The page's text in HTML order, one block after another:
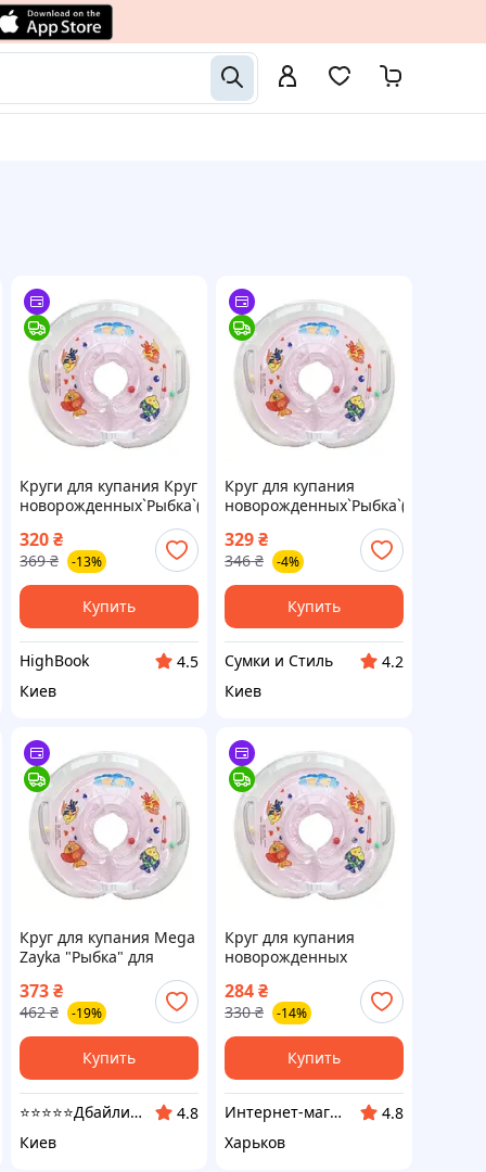
Круги для купания Круг
новорожденных`Рыбка`(розовый)
320₴
369 ₴ -13%
Купить
HighBook
4.5
Киев
Круг для купания
новорожденных`Рыбка`(розовый)
329₴
346 ₴ -4%
Купить
Сумки и Стиль
4.2
Киев
Круг для купания Mega
Zayka "Рыбка" для
розовый (948448)
373₴
462 ₴ -19%
Купить
⭐⭐⭐⭐⭐Дбайливо
4.8
Киев
Круг для купания
новорожденных
Mega Zayka
284₴
330 ₴ -14%
Купить
Интернет-магазин "NOWA" - товары для всей семьи!
4.8
Харьков